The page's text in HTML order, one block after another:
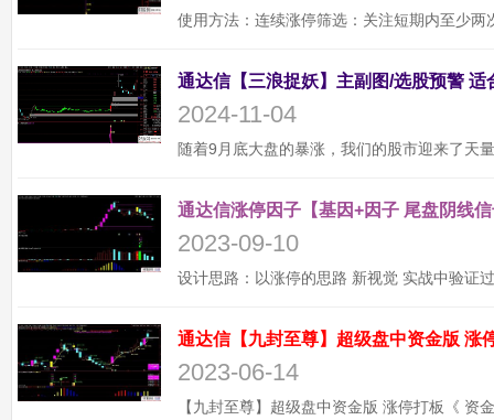
2024-11-04
通达信涨停因子【基因+因子 尾盘阴线
2023-09-10
2023-06-14